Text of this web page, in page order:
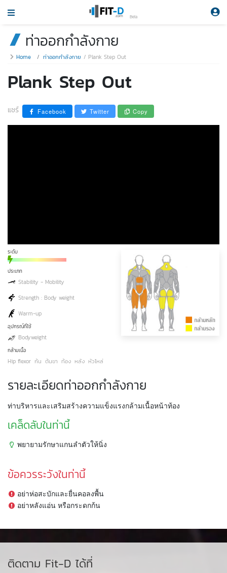
Beta
ท่าออกกำลังกาย
Home ท่าออกกำลังกาย Plank Step Out
Plank Step Out
แชร์ Facebook Twitter Copy
ระดับ
ประเภท
Stability - Mobility
Strength : Body weight
Warm-up
อุปกรณ์ที่ใช้
Bodyweight
กล้ามเนื้อ
Hip flexor ก้น ต้นขา ท้อง หลัง หัวไหล่
รายละเอียดท่าออกกำลังกาย
ท่าบริหารและเสริมสร้างความแข็งแรงกล้ามเนื้อหน้าท้อง
เคล็ดลับในท่านี้
พยายามรักษาแกนลำตัวให้นิ่ง
ข้อควรระวังในท่านี้
อย่าห่อสะบักและยื่นคอลงพื้น
อย่าหลังแอ่น หรือกระดกก้น
ติดตาม Fit-D ได้ที่